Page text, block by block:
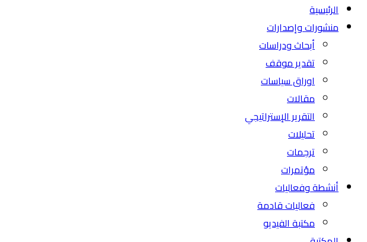
الرئيسية
منشورات وإصدارات
أبحاث ودراسات
تقدير موقف
اوراق سياسات
مقالات
التقرير الإستراتيجي
تحليلات
ترجمات
مؤتمرات
أنشطة وفعاليات
فعاليات قادمة
مكتبة الفيديو